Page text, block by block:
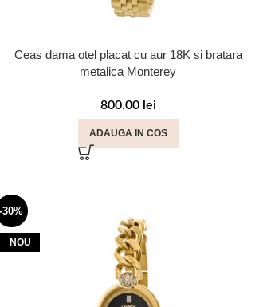
Ceas dama otel placat cu aur 18K si bratara
metalica Monterey
800.00 lei
ADAUGA IN COS
-30%
NOU